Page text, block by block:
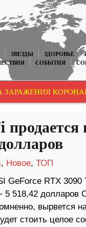
ЗВЕЗДЫ ЗДОРОВЬЕ
СОБЫТИЯ
ЗАРАЖЕНИЯ
, Новое, ТОП
GeForce RTX
5 518,42
вырвется
стоить целое